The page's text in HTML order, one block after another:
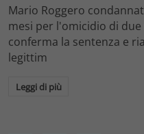
Mario Roggero
mesi per l'omicidio di
conferma la sentenza e
legittim
Leggi di più